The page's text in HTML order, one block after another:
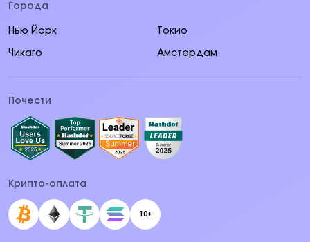
Города
Нью Йорк Токио
Чикаго Амстердам
Почести
Крипто-оплата
10+